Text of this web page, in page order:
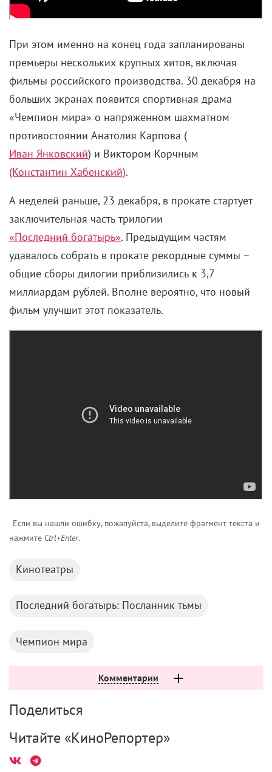
При этом именно на конец года запланированы
премьеры нескольких крупных хитов, включая
фильмы российского производства. 30 декабря на
больших экранах появится спортивная драма
«Чемпион мира» о напряженном шахматном
противостоянии Анатолия Карпова (
Иван Янковский) и Виктором Корчным
(Константин Хабенский).
А неделей раньше, 23 декабря, в прокате стартует
заключительная часть трилогии
«Последний богатырь». Предыдущим частям
удавалось собрать в прокате рекордные суммы –
общие сборы дилогии приблизились к 3,7
миллиардам рублей. Вполне вероятно, что новый
фильм улучшит этот показатель.
Если вы нашли ошибку, пожалуйста, выделите фрагмент текста и
нажмите Ctrl+Enter.
Кинотеатры
Последний богатырь: Посланник тьмы
Чемпион мира
Комментарии
Поделиться
Читайте «КиноРепортер»